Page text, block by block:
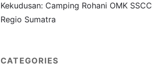
Kekudusan: Camping Rohani OMK SSCC
Regio Sumatra
CATEGORIES